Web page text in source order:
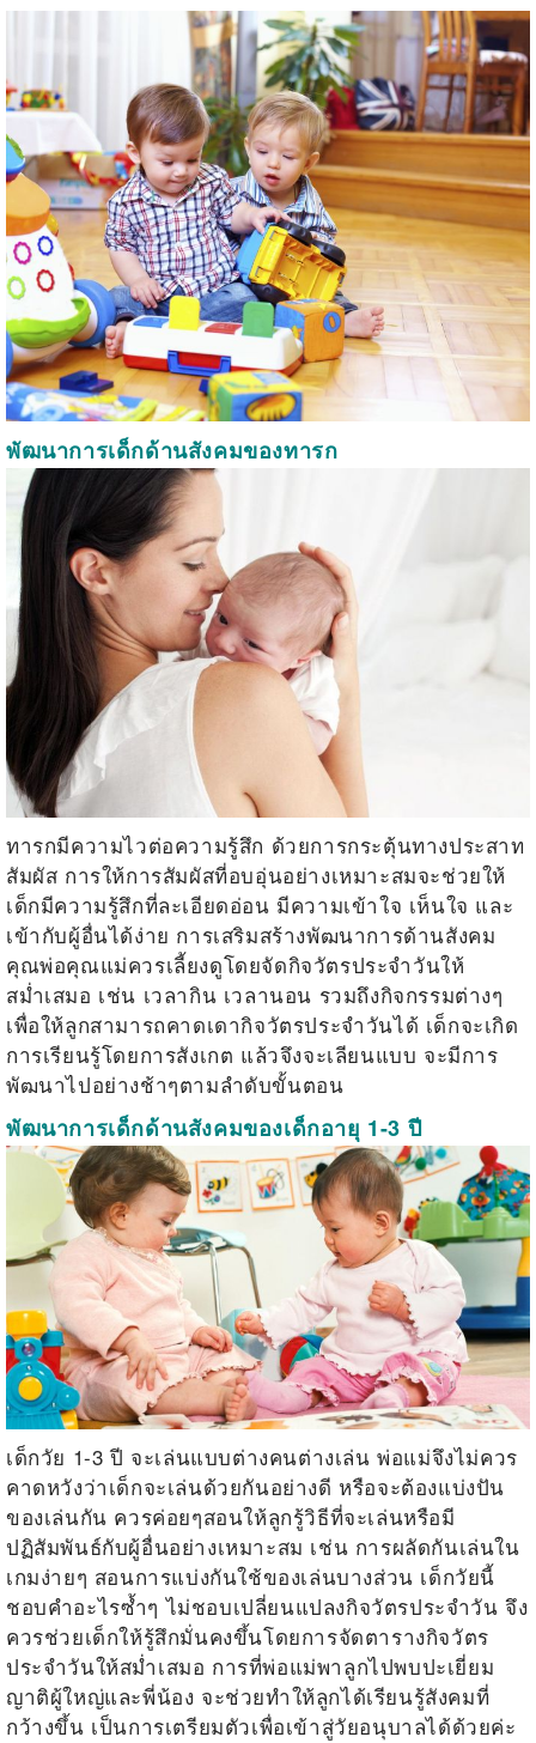
พัฒนาการเด็กด้านสังคมของทารก
ทารกมีความไวต่อความรู้สึก ด้วยการกระตุ้นทางประสาท
สัมผัส การให้การสัมผัสที่อบอุ่นอย่างเหมาะสมจะช่วยให้
เด็กมีความรู้สึกที่ละเอียดอ่อน มีความเข้าใจ เห็นใจ และ
เข้ากับผู้อื่นได้ง่าย การเสริมสร้างพัฒนาการด้านสังคม
คุณพ่อคุณแม่ควรเลี้ยงดูโดยจัดกิจวัตรประจำวันให้
สม่ำเสมอ เช่น เวลากิน เวลานอน รวมถึงกิจกรรมต่างๆ
เพื่อให้ลูกสามารถคาดเดากิจวัตรประจำวันได้ เด็กจะเกิด
การเรียนรู้โดยการสังเกต แล้วจึงจะเลียนแบบ จะมีการ
พัฒนาไปอย่างช้าๆตามลำดับขั้นตอน
พัฒนาการเด็กด้านสังคมของเด็กอายุ 1-3 ปี
เด็กวัย 1-3 ปี จะเล่นแบบต่างคนต่างเล่น พ่อแม่จึงไม่ควร
คาดหวังว่าเด็กจะเล่นด้วยกันอย่างดี หรือจะต้องแบ่งปัน
ของเล่นกัน ควรค่อยๆสอนให้ลูกรู้วิธีที่จะเล่นหรือมี
ปฏิสัมพันธ์กับผู้อื่นอย่างเหมาะสม เช่น การผลัดกันเล่นใน
เกมง่ายๆ สอนการแบ่งกันใช้ของเล่นบางส่วน เด็กวัยนี้
ชอบคำอะไรซ้ำๆ ไม่ชอบเปลี่ยนแปลงกิจวัตรประจำวัน จึง
ควรช่วยเด็กให้รู้สึกมั่นคงขึ้นโดยการจัดตารางกิจวัตร
ประจำวันให้สม่ำเสมอ การที่พ่อแม่พาลูกไปพบปะเยี่ยม
ญาติผู้ใหญ่และพี่น้อง จะช่วยทำให้ลูกได้เรียนรู้สังคมที่
กว้างขึ้น เป็นการเตรียมตัวเพื่อเข้าสู่วัยอนุบาลได้ด้วยค่ะ